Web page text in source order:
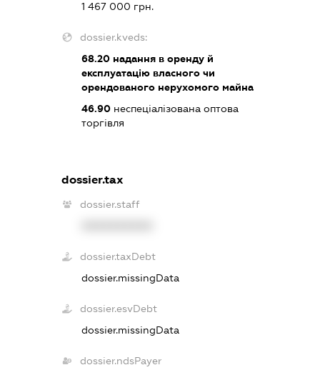
1 467 000 грн.
dossier.kveds:
68.20 надання в оренду й
експлуатацію власного чи
орендованого нерухомого майна
46.90 неспеціалізована оптова
торгівля
dossier.tax
dossier.staff
dossier.taxDebt
dossier.missingData
dossier.esvDebt
dossier.missingData
dossier.ndsPayer